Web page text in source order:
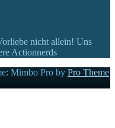
nicht allein! Uns
Actionnerds
Mimbo Pro by Pro Theme